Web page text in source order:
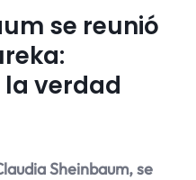
se reunió
verdad
Sheinbaum, se